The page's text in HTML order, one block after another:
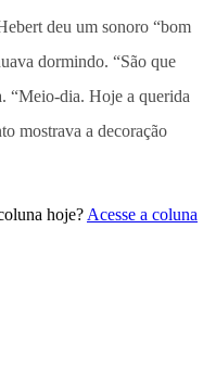
deu um sonoro “bom
dormindo. “São que
“Meio-dia. Hoje a querida
mostrava a decoração
hoje? Acesse a coluna